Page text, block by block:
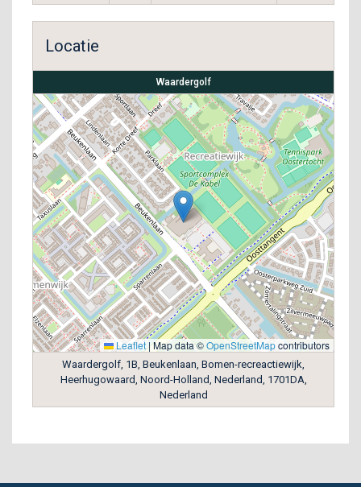
Locatie
Waardergolf
Leaflet|Map data ©OpenStreetMapcontributors
Waardergolf, 1B, Beukenlaan, Bomen-recreactiewijk,
Heerhugowaard, Noord-Holland, Nederland, 1701DA,
Nederland